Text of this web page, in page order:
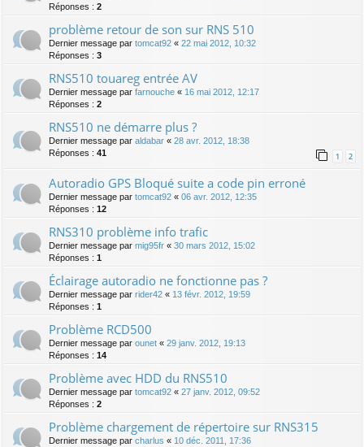
Réponses : 2
problème retour de son sur RNS 510
Dernier message par tomcat92 « 22 mai 2012, 10:32
Réponses : 3
RNS510 touareg entrée AV
Dernier message par farnouche « 16 mai 2012, 12:17
Réponses : 2
RNS510 ne démarre plus ?
Dernier message par aldabar « 28 avr. 2012, 18:38
Réponses : 41 1 2
Autoradio GPS Bloqué suite a code pin erroné
Dernier message par tomcat92 « 06 avr. 2012, 12:35
Réponses : 12
RNS310 problème info trafic
Dernier message par mig95fr « 30 mars 2012, 15:02
Réponses : 1
Éclairage autoradio ne fonctionne pas ?
Dernier message par rider42 « 13 févr. 2012, 19:59
Réponses : 1
Problème RCD500
Dernier message par ounet « 29 janv. 2012, 19:13
Réponses : 14
Problème avec HDD du RNS510
Dernier message par tomcat92 « 27 janv. 2012, 09:52
Réponses : 2
Problème chargement de répertoire sur RNS315
Dernier message par charlus « 10 déc. 2011, 17:36